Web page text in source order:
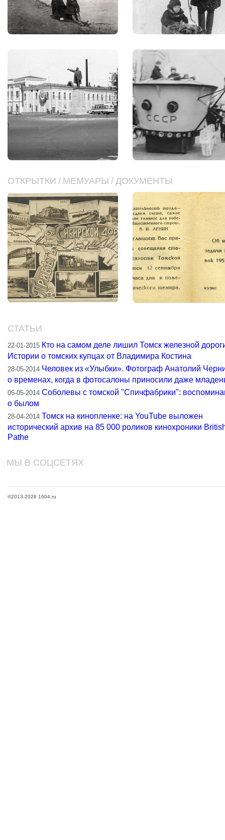
ОТКРЫТКИ / МЕМУАРЫ / ДОКУМЕНТЫ
СТАТЬИ
22-01-2015 Кто на самом деле лишил Томск железной
Истории о томских купцах от Владимира Костина
28-05-2014 Человек из «Улыбки». Фотограф Анатолий
о временах, когда в фотосалоны приносили даже
05-05-2014 Соболевы с томской "Спичфабрики":
о былом
28-04-2014 Томск на кинопленке: на YouTube выложен
исторический архив на 85 000 роликов кинохроники
Pathe
МЫ В СОЦСЕТЯХ
©2013-2026 1604.ru